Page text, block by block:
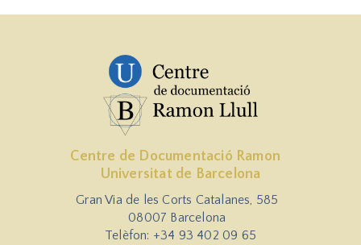
Centre de Documentació Ramon
Universitat de Barcelona
Gran Via de les Corts Catalanes, 585
08007 Barcelona
Telèfon: +34 93 402 09 65